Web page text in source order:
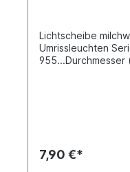
Lichtscheibe
Umrissleuchten
955...Durchmesser
7,90 €*